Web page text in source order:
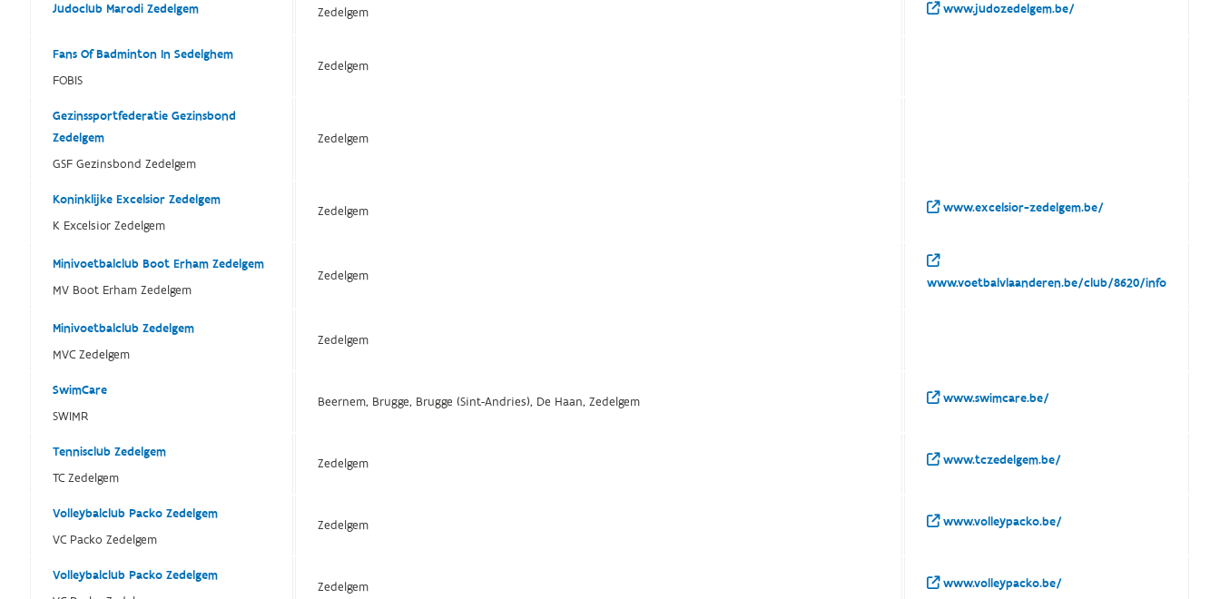
Judoclub Marodi Zedelgem Zedelgem www.judozedelgem.be/
Fans Of Badminton In Sedelghem
FOBIS
Zedelgem
Gezinssportfederatie Gezinsbond
Zedelgem
GSF Gezinsbond Zedelgem
Zedelgem
Koninklijke Excelsior Zedelgem
K Excelsior Zedelgem
Zedelgem www.excelsior-zedelgem.be/
Minivoetbalclub Boot Erham Zedelgem
MV Boot Erham Zedelgem
Zedelgem www.voetbalvlaanderen.be/club/8620/info
Minivoetbalclub Zedelgem
MVC Zedelgem
Zedelgem
SwimCare
SWIMR
Beernem, Brugge, Brugge (Sint-Andries), De Haan, Zedelgem www.swimcare.be/
Tennisclub Zedelgem
TC Zedelgem
Zedelgem www.tczedelgem.be/
Volleybalclub Packo Zedelgem
VC Packo Zedelgem
Zedelgem www.volleypacko.be/
Volleybalclub Packo Zedelgem
Zedelgem www.volleypacko.be/